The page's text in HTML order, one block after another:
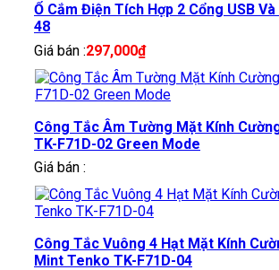
Ổ Cắm Điện Tích Hợp 2 Cổng USB
48
Giá bán :297,000₫
Công Tắc Âm Tường Mặt Kính
TK-F71D-02 Green Mode
Giá bán :
Công Tắc Vuông 4 Hạt Mặt Kính
Mint Tenko TK-F71D-04